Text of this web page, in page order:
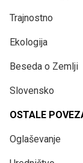
Trajnostno
Ekologija
Beseda o Zemlji
Slovensko
OSTALE
Oglaševanje